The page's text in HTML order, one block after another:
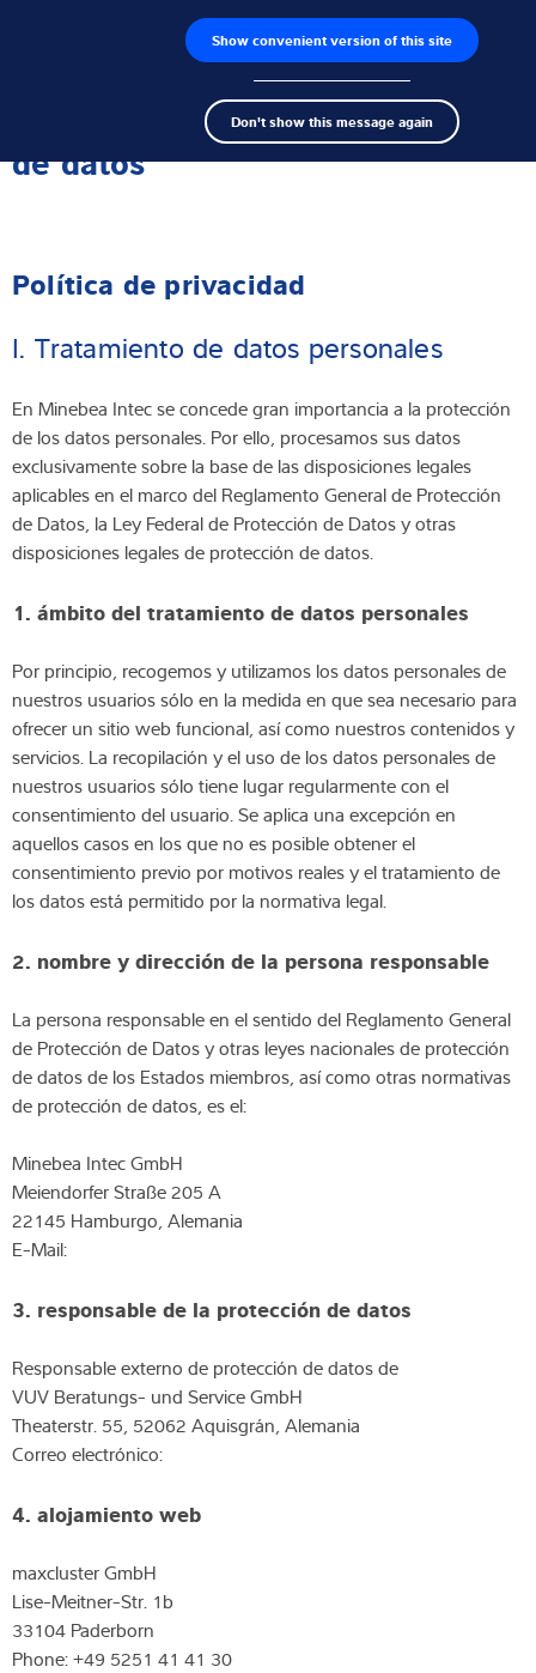
Show convenient version of this site
Don't show this message again
Buscador de productos Empleos
Terminales de pesaje
Soluciones de inspección
Software
Soluciones individuales
Servicios
Soluciones Industriales
Noticias
Buscador de productos
Información sobre la protección
de datos
Política de privacidad
I. Tratamiento de datos personales
En Minebea Intec se concede gran importancia a la protección
de los datos personales. Por ello, procesamos sus datos
exclusivamente sobre la base de las disposiciones legales
aplicables en el marco del Reglamento General de Protección
de Datos, la Ley Federal de Protección de Datos y otras
disposiciones legales de protección de datos.
1. ámbito del tratamiento de datos personales
Por principio, recogemos y utilizamos los datos personales de
nuestros usuarios sólo en la medida en que sea necesario para
ofrecer un sitio web funcional, así como nuestros contenidos y
servicios. La recopilación y el uso de los datos personales de
nuestros usuarios sólo tiene lugar regularmente con el
consentimiento del usuario. Se aplica una excepción en
aquellos casos en los que no es posible obtener el
consentimiento previo por motivos reales y el tratamiento de
los datos está permitido por la normativa legal.
2. nombre y dirección de la persona responsable
La persona responsable en el sentido del Reglamento General
de Protección de Datos y otras leyes nacionales de protección
de datos de los Estados miembros, así como otras normativas
de protección de datos, es el:
Minebea Intec GmbH
Meiendorfer Straße 205 A
22145 Hamburgo, Alemania
E-Mail:
3. responsable de la protección de datos
Responsable externo de protección de datos de
VUV Beratungs- und Service GmbH
Theaterstr. 55, 52062 Aquisgrán, Alemania
Correo electrónico:
4. alojamiento web
maxcluster GmbH
Lise-Meitner-Str. 1b
33104 Paderborn
Phone: +49 5251 41 41 30